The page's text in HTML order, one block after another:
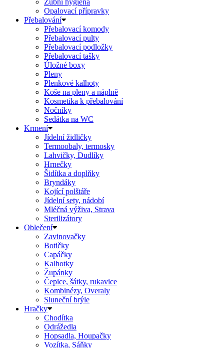
Opalovací přípravky
Přebalování
Přebalovací komody
Přebalovací pulty
Přebalovací podložky
Přebalovací tašky
Úložné boxy
Pleny
Plenkové kalhoty
Koše na pleny a náplně
Kosmetika k přebalování
Nočníky
Sedátka na WC
Krmení
Jídelní židličky
Termoobaly, termosky
Lahvičky, Dudlíky
Hrnečky
Šidítka a doplňky
Bryndáky
Kojící polštáře
Jídelní sety, nádobí
Mléčná výživa, Strava
Sterilizátory
Oblečení
Zavinovačky
Botičky
Capáčky
Kalhotky
Župánky
Čepice, šátky, rukavice
Kombinézy, Overaly
Sluneční brýle
Hračky
Chodítka
Odrážedla
Hopsadla, Houpačky
Vozítka, Sáňky